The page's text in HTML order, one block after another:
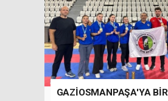
GAZİOSMANPAŞA'YA BİR